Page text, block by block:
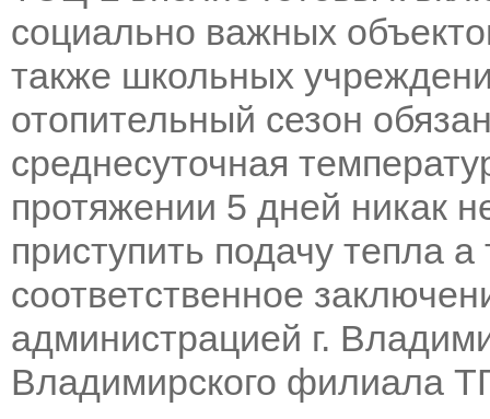
социально важных
также школьных
отопительный сезон
среднесуточная
протяжении 5 дней никак
приступить подачу тепла
соответственное
администрацией г.
Владимирского филиала